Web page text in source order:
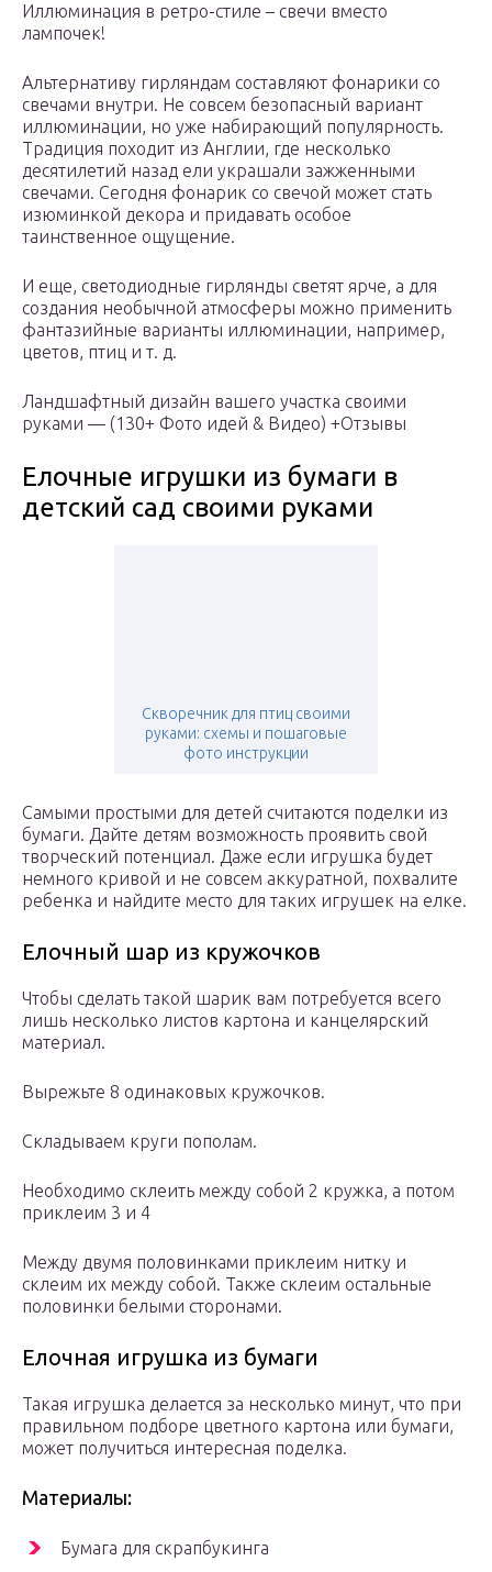
Иллюминация в ретро-стиле – свечи вместо
лампочек!
Альтернативу гирляндам составляют фонарики со
свечами внутри. Не совсем безопасный вариант
иллюминации, но уже набирающий популярность.
Традиция походит из Англии, где несколько
десятилетий назад ели украшали зажженными
свечами. Сегодня фонарик со свечой может стать
изюминкой декора и придавать особое
таинственное ощущение.
И еще, светодиодные гирлянды светят ярче, а для
создания необычной атмосферы можно применить
фантазийные варианты иллюминации, например,
цветов, птиц и т. д.
Ландшафтный дизайн вашего участка своими
руками — (130+ Фото идей & Видео) +Отзывы
Елочные игрушки из бумаги в
детский сад своими руками
Скворечник для птиц своими
руками: схемы и пошаговые
фото инструкции
Самыми простыми для детей считаются поделки из
бумаги. Дайте детям возможность проявить свой
творческий потенциал. Даже если игрушка будет
немного кривой и не совсем аккуратной, похвалите
ребенка и найдите место для таких игрушек на елке.
Елочный шар из кружочков
Чтобы сделать такой шарик вам потребуется всего
лишь несколько листов картона и канцелярский
материал.
Вырежьте 8 одинаковых кружочков.
Складываем круги пополам.
Необходимо склеить между собой 2 кружка, а потом
приклеим 3 и 4
Между двумя половинками приклеим нитку и
склеим их между собой. Также склеим остальные
половинки белыми сторонами.
Елочная игрушка из бумаги
Такая игрушка делается за несколько минут, что при
правильном подборе цветного картона или бумаги,
может получиться интересная поделка.
Материалы:
Бумага для скрапбукинга